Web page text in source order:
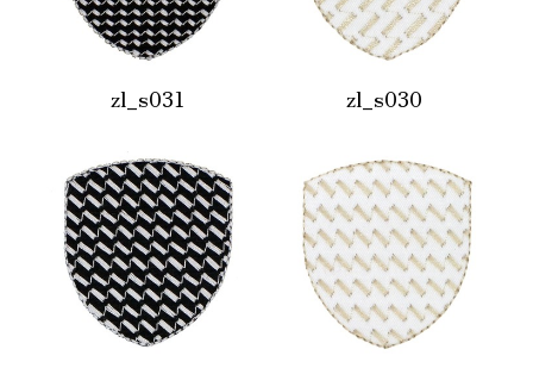
zl_s031 zl_s030